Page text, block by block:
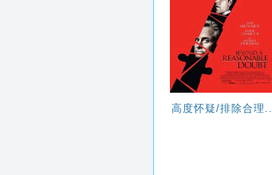
高度怀疑/排除合理..